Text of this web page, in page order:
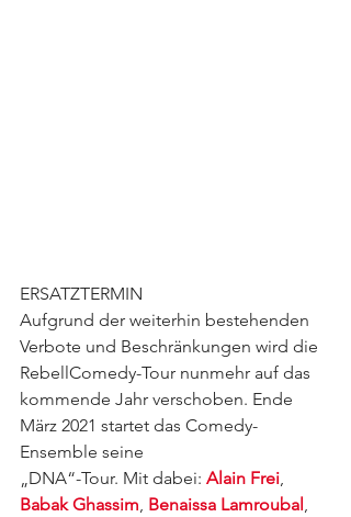
ERSATZTERMIN
Aufgrund der weiterhin bestehenden
Verbote und Beschränkungen wird die
RebellComedy-Tour nunmehr auf das
kommende Jahr verschoben. Ende
März 2021 startet das Comedy-
Ensemble seine
„DNA“-Tour. Mit dabei: Alain Frei,
Babak Ghassim, Benaissa Lamroubal,